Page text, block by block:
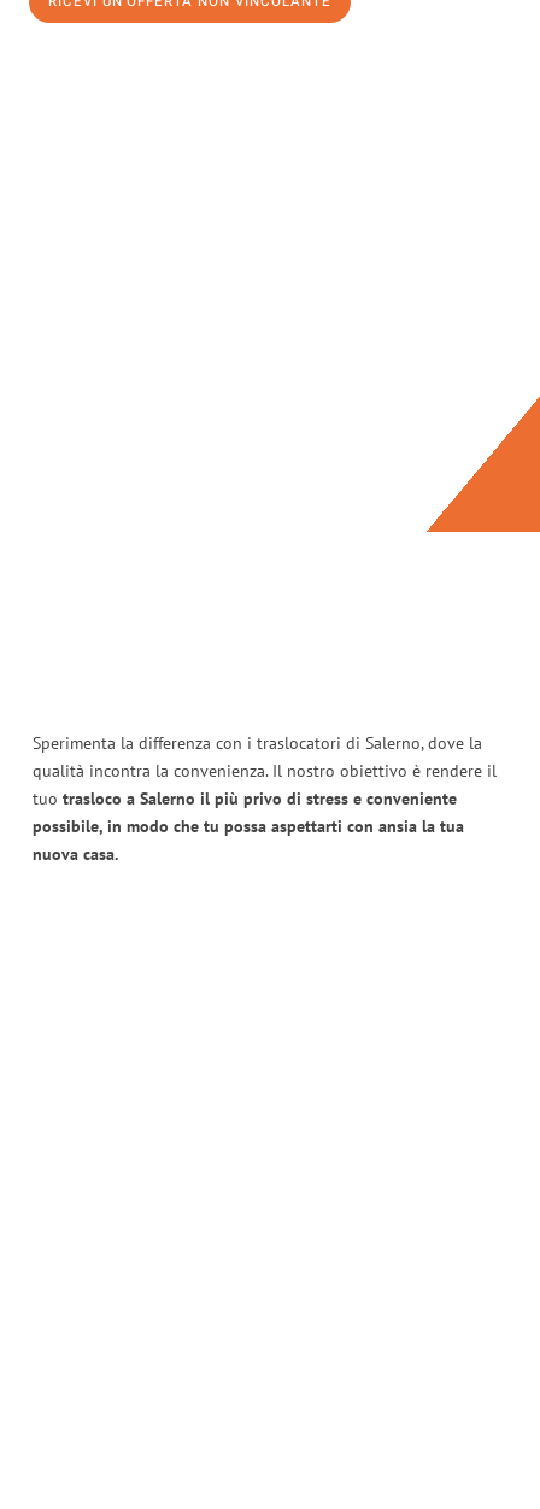
Sperimenta la differenza con i traslocatori di Salerno, dove la
qualità incontra la convenienza. Il nostro obiettivo è rendere il
tuo trasloco a Salerno il più privo di stress e conveniente
possibile, in modo che tu possa aspettarti con ansia la tua
nuova casa.